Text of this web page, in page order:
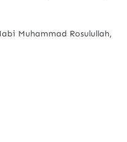
Muhammad Rosulullah,